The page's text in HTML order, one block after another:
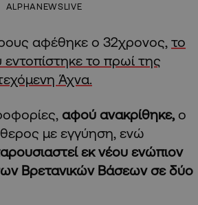
ALPHANEWSLIVE
αφέθηκε ο 32χρονος, το
το πρωί της
Άχνα.
αφού ανακρίθηκε, ο
με εγγύηση, ενώ
εκ νέου ενώπιον
Βρετανικών Βάσεων σε δύο